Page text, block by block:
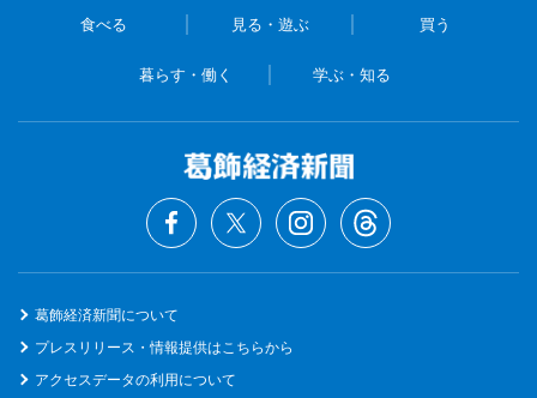
食べる 見る・遊ぶ 買う
暮らす・働く 学ぶ・知る
葛飾経済新聞について
プレスリリース・情報提供はこちらから
アクセスデータの利用について